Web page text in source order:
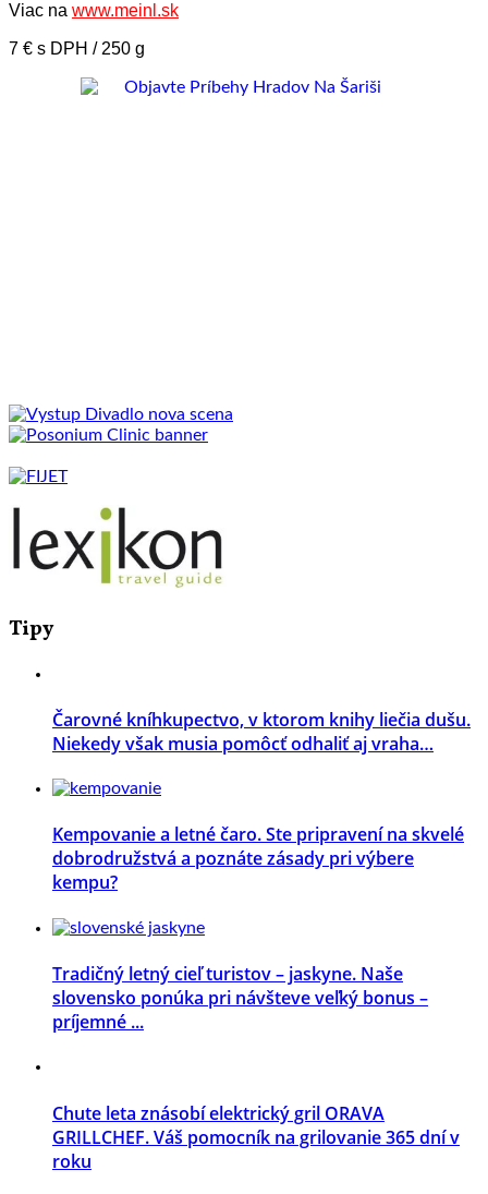
Viac na www.meinl.sk
7 € s DPH / 250 g
Tipy
Čarovné kníhkupectvo, v ktorom knihy liečia dušu.
Niekedy však musia pomôcť odhaliť aj vraha…
Kempovanie a letné čaro. Ste pripravení na skvelé
dobrodružstvá a poznáte zásady pri výbere
kempu?
Tradičný letný cieľ turistov – jaskyne. Naše
slovensko ponúka pri návšteve veľký bonus –
príjemné ...
Chute leta znásobí elektrický gril ORAVA
GRILLCHEF. Váš pomocník na grilovanie 365 dní v
roku